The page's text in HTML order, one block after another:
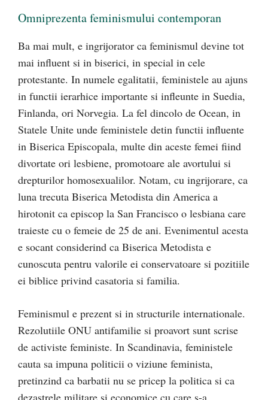
Omniprezenta feminismului contemporan
Ba mai mult, e ingrijorator ca feminismul devine tot
mai influent si in biserici, in special in cele
protestante. In numele egalitatii, feministele au ajuns
in functii ierarhice importante si infleunte in Suedia,
Finlanda, ori Norvegia. La fel dincolo de Ocean, in
Statele Unite unde feministele detin functii influente
in Biserica Episcopala, multe din aceste femei fiind
divortate ori lesbiene, promotoare ale avortului si
drepturilor homosexualilor. Notam, cu ingrijorare, ca
luna trecuta Biserica Metodista din America a
hirotonit ca episcop la San Francisco o lesbiana care
traieste cu o femeie de 25 de ani. Evenimentul acesta
e socant considerind ca Biserica Metodista e
cunoscuta pentru valorile ei conservatoare si pozitiile
ei biblice privind casatoria si familia.
Feminismul e prezent si in structurile internationale.
Rezolutiile ONU antifamilie si proavort sunt scrise
de activiste feministe. In Scandinavia, feministele
cauta sa impuna politicii o viziune feminista,
pretinzind ca barbatii nu se pricep la politica si ca
dezastrele militare si economice cu care s-a